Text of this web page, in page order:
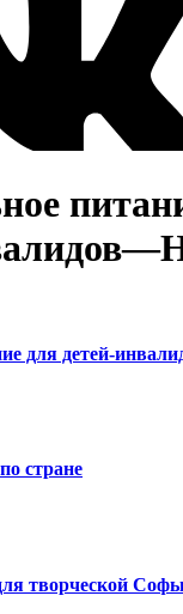
—
для детей-
стране
творческой